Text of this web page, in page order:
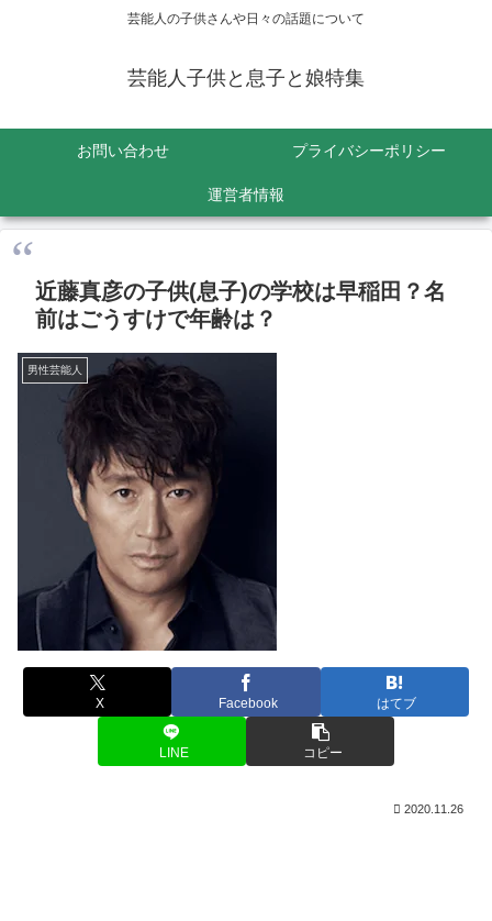
芸能人の子供さんや日々の話題について
芸能人子供と息子と娘特集
お問い合わせ プライバシーポリシー
運営者情報
近藤真彦の子供(息子)の学校は早稲田？名
前はごうすけで年齢は？
男性芸能人
X Facebook はてブ
LINE コピー
2020.11.26